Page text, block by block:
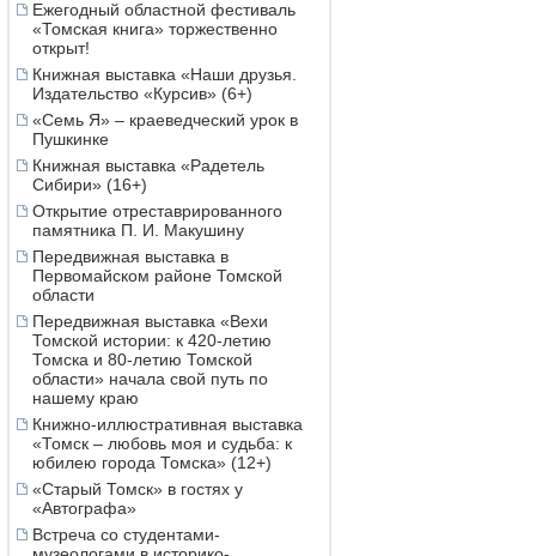
Ежегодный областной фестиваль
«Томская книга» торжественно
открыт!
Книжная выставка «Наши друзья.
Издательство «Курсив» (6+)
«Семь Я» – краеведческий урок в
Пушкинке
Книжная выставка «Радетель
Сибири» (16+)
Открытие отреставрированного
памятника П. И. Макушину
Передвижная выставка в
Первомайском районе Томской
области
Передвижная выставка «Вехи
Томской истории: к 420-летию
Томска и 80-летию Томской
области» начала свой путь по
нашему краю
Книжно-иллюстративная выставка
«Томск – любовь моя и судьба: к
юбилею города Томска» (12+)
«Старый Томск» в гостях у
«Автографа»
Встреча со студентами-